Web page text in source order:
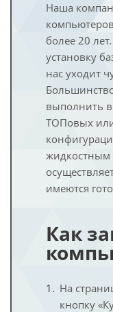
Наша
более 20
установку
нас уходит
выполнить
ТОПовых
жидкостным
имеются
Как
На
кнопку